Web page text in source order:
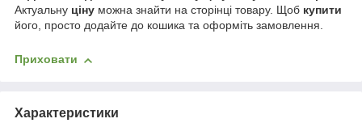
Актуальну ціну можна знайти на сторінці товару. Щоб купити
його, просто додайте до кошика та оформіть замовлення.
Приховати
Характеристики